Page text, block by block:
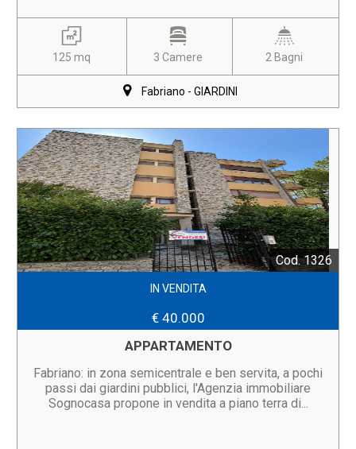
125 mq 3 Camere 2 Bagni
Fabriano - GIARDINI
Cod. 1326
IN VENDITA
€ 40.000
APPARTAMENTO
Fabriano: in zona semicentrale e ben servita, a pochi
passi dai giardini pubblici, l'Agenzia immobiliare
Sognocasa propone in vendita a piano terra di...